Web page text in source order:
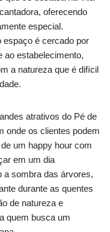
oferecendo
especial.
espaço é cercado por
ao estabelecimento,
a natureza que é difícil
atrativos do Pé de
onde os clientes podem
um happy hour com
em um dia
a sombra das árvores,
durante as quentes
de natureza e
quem busca um